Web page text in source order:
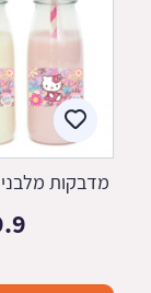
מדבקות